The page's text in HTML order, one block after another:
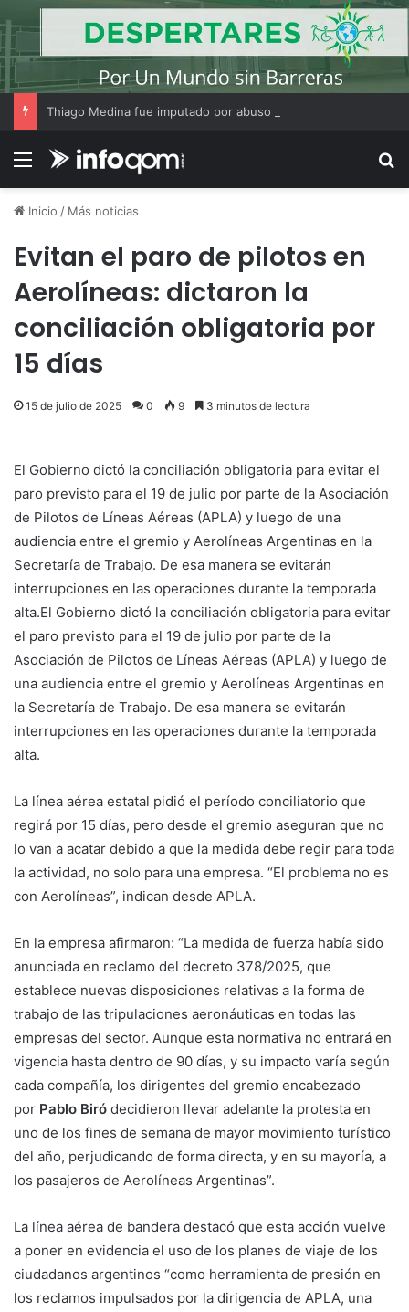
Menú
Inicio / Más noticias
Evitan el paro de pilotos en
Aerolíneas: dictaron la
conciliación obligatoria por
15 días
15 de julio de 2025 0 9 3 minutos de lectura
El Gobierno dictó la conciliación obligatoria para evitar el
paro previsto para el 19 de julio por parte de la Asociación
de Pilotos de Líneas Aéreas (APLA) y luego de una
audiencia entre el gremio y Aerolíneas Argentinas en la
Secretaría de Trabajo. De esa manera se evitarán
interrupciones en las operaciones durante la temporada
alta.El Gobierno dictó la conciliación obligatoria para evitar
el paro previsto para el 19 de julio por parte de la
Asociación de Pilotos de Líneas Aéreas (APLA) y luego de
una audiencia entre el gremio y Aerolíneas Argentinas en
la Secretaría de Trabajo. De esa manera se evitarán
interrupciones en las operaciones durante la temporada
alta.
La línea aérea estatal pidió el período conciliatorio que
regirá por 15 días, pero desde el gremio aseguran que no
lo van a acatar debido a que la medida debe regir para toda
la actividad, no solo para una empresa. “El problema no es
con Aerolíneas”, indican desde APLA.
En la empresa afirmaron: “La medida de fuerza había sido
anunciada en reclamo del decreto 378/2025, que
establece nuevas disposiciones relativas a la forma de
trabajo de las tripulaciones aeronáuticas en todas las
empresas del sector. Aunque esta normativa no entrará en
vigencia hasta dentro de 90 días, y su impacto varía según
cada compañía, los dirigentes del gremio encabezado
por Pablo Biró decidieron llevar adelante la protesta en
uno de los fines de semana de mayor movimiento turístico
del año, perjudicando de forma directa, y en su mayoría, a
los pasajeros de Aerolíneas Argentinas”.
La línea aérea de bandera destacó que esta acción vuelve
a poner en evidencia el uso de los planes de viaje de los
ciudadanos argentinos “como herramienta de presión en
los reclamos impulsados por la dirigencia de APLA, una